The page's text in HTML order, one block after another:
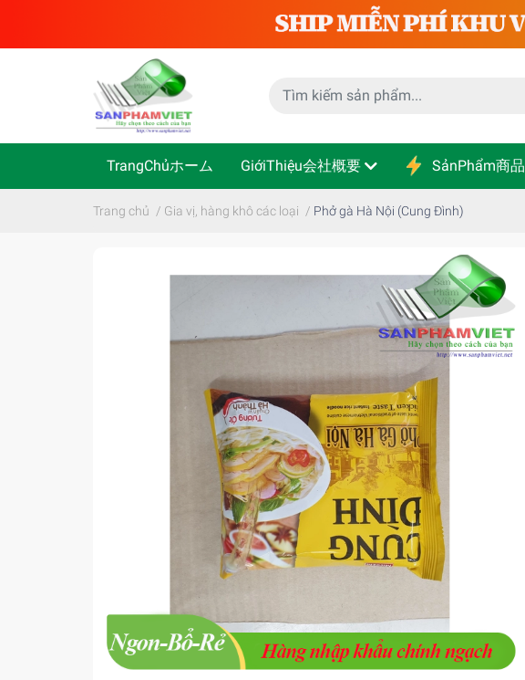
TrangChủホーム GiớiThiệu会社概要 SảnPhẩm商品
Trang chủ / Gia vị, hàng khô các loại / Phở gà Hà Nội (Cung Đình)